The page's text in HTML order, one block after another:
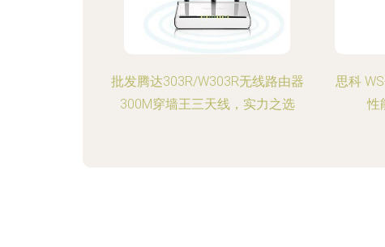
批发腾达303R/W303R无线路由器
300M穿墙王三天线，实力之选
思科
性